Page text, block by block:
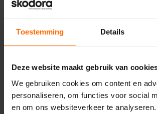
Toestemming Details
Deze website maakt gebruik van
We gebruiken cookies om content en
personaliseren, om functies voor social
en om ons websiteverkeer te
Energiestraat 27,
1411 AR Naarden